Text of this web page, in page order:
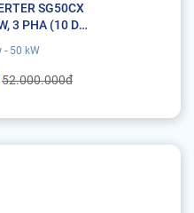
SG50CX
3 PHA (10 DC
- 50 kW
52.000.000đ